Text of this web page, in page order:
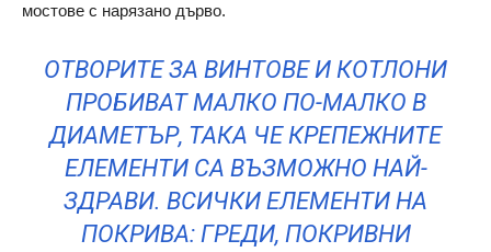
мостове с нарязано дърво.
ОТВОРИТЕ ЗА ВИНТОВЕ И КОТЛОНИ
ПРОБИВАТ МАЛКО ПО-МАЛКО В
ДИАМЕТЪР, ТАКА ЧЕ КРЕПЕЖНИТЕ
ЕЛЕМЕНТИ СА ВЪЗМОЖНО НАЙ-
ЗДРАВИ. ВСИЧКИ ЕЛЕМЕНТИ НА
ПОКРИВА: ГРЕДИ, ПОКРИВНИ